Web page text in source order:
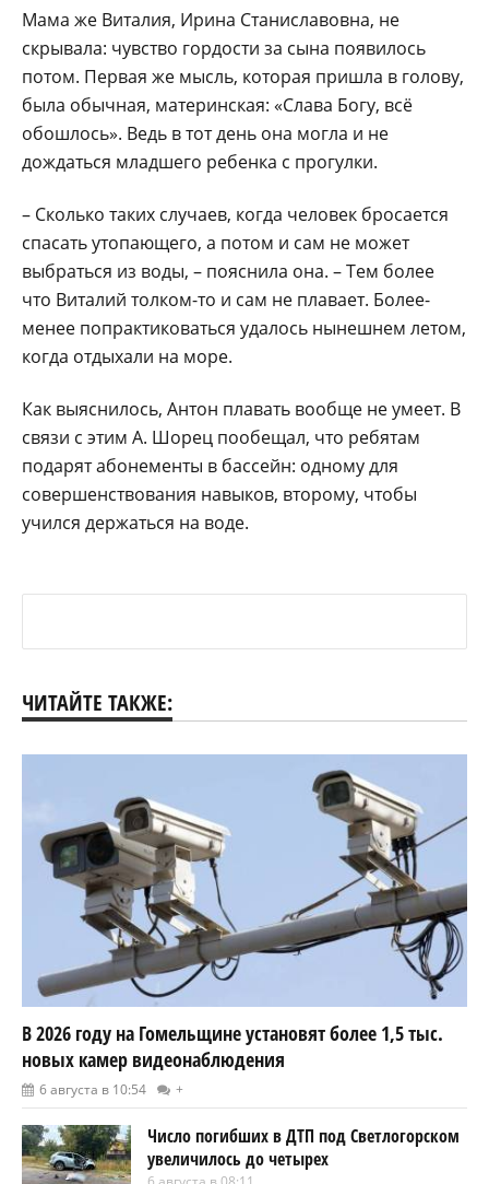
Мама же Виталия, Ирина Станиславовна, не
скрывала: чувство гордости за сына появилось
потом. Первая же мысль, которая пришла в голову,
была обычная, материнская: «Слава Богу, всё
обошлось». Ведь в тот день она могла и не
дождаться младшего ребенка с прогулки.
– Сколько таких случаев, когда человек бросается
спасать утопающего, а потом и сам не может
выбраться из воды, – пояснила она. – Тем более
что Виталий толком-то и сам не плавает. Более-
менее попрактиковаться удалось нынешнем летом,
когда отдыхали на море.
Как выяснилось, Антон плавать вообще не умеет. В
связи с этим А. Шорец пообещал, что ребятам
подарят абонементы в бассейн: одному для
совершенствования навыков, второму, чтобы
учился держаться на воде.
ЧИТАЙТЕ ТАКЖЕ:
В 2026 году на Гомельщине установят более 1,5 тыс.
новых камер видеонаблюдения
6 августа в 10:54 +
Число погибших в ДТП под Светлогорском
увеличилось до четырех